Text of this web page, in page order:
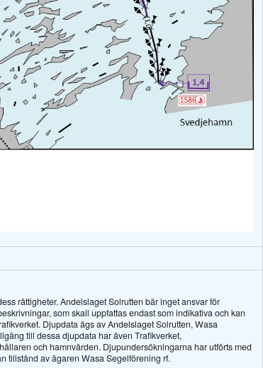
rättigheter. Andelslaget Solrutten bär inget ansvar för
som skall uppfattas endast som indikativa och kan
Djupdata ägs av Andelslaget Solrutten, Wasa
till dessa djupdata har även Trafikverket,
och hamnvärden. Djupundersökningarna har utförts med
tillstånd av ägaren Wasa Segelförening rf.